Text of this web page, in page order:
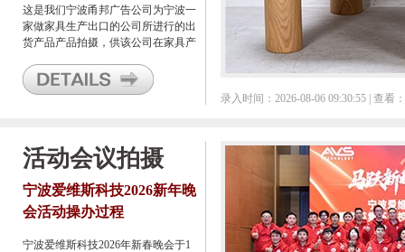
这是我们宁波甬邦广告公司为宁波一
家做家具生产出口的公司所进行的出
货产品产品拍摄，供该公司在家具产
录入时间：2026-08-06 09:30:55 | 查看
活动会议拍摄
宁波爱维斯科技2026新年晚
会活动操办过程
宁波爱维斯科技2026年新春晚会于1